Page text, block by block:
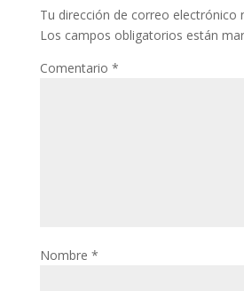
Tu dirección de correo electrónico
Los campos obligatorios están
Comentario *
Nombre *